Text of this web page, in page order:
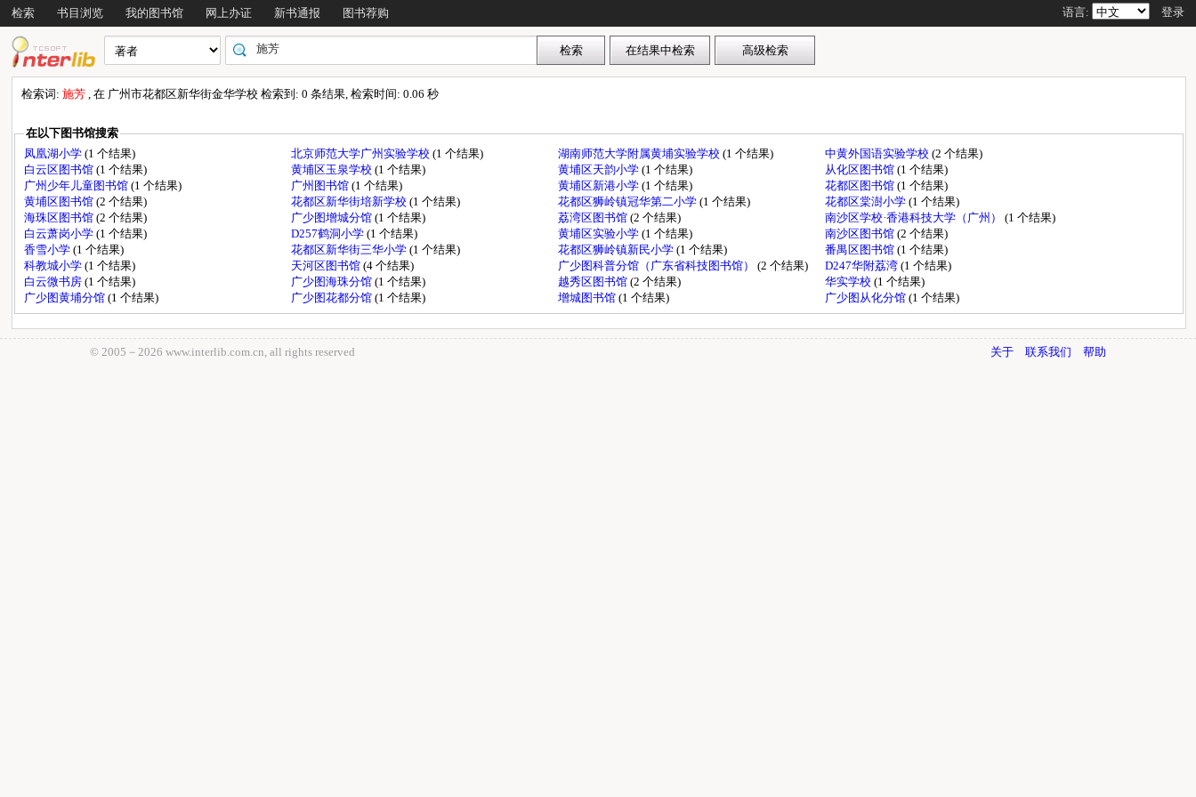
检索 书目浏览 我的图书馆 网上办证 新书通报 图书荐购 语言: 登录
检索词:施芳, 在 广州市花都区新华街金华学校 检索到: 0 条结果, 检索时间: 0.06 秒
在以下图书馆搜索
凤凰湖小学(1 个结果) 北京师范大学广州实验学校(1 个结果) 湖南师范大学附属黄埔实验学校(1 个结果) 中黄外国语实验学校(2 个结果)
白云区图书馆(1 个结果) 黄埔区玉泉学校(1 个结果) 黄埔区天韵小学(1 个结果) 从化区图书馆(1 个结果)
广州少年儿童图书馆(1 个结果) 广州图书馆(1 个结果) 黄埔区新港小学(1 个结果) 花都区图书馆(1 个结果)
黄埔区图书馆(2 个结果) 花都区新华街培新学校(1 个结果) 花都区狮岭镇冠华第二小学(1 个结果) 花都区棠澍小学(1 个结果)
海珠区图书馆(2 个结果) 广少图增城分馆(1 个结果) 荔湾区图书馆(2 个结果) 南沙区学校·香港科技大学（广州）(1 个结果)
白云萧岗小学(1 个结果) D257鹤洞小学(1 个结果) 黄埔区实验小学(1 个结果) 南沙区图书馆(2 个结果)
香雪小学(1 个结果) 花都区新华街三华小学(1 个结果) 花都区狮岭镇新民小学(1 个结果) 番禺区图书馆(1 个结果)
科教城小学(1 个结果) 天河区图书馆(4 个结果) 广少图科普分馆（广东省科技图书馆）(2 个结果) D247华附荔湾(1 个结果)
白云微书房(1 个结果) 广少图海珠分馆(1 个结果) 越秀区图书馆(2 个结果) 华实学校(1 个结果)
广少图黄埔分馆(1 个结果) 广少图花都分馆(1 个结果) 增城图书馆(1 个结果) 广少图从化分馆(1 个结果)
© 2005－ 2026 www.interlib.com.cn, all rights reserved 关于 联系我们 帮助